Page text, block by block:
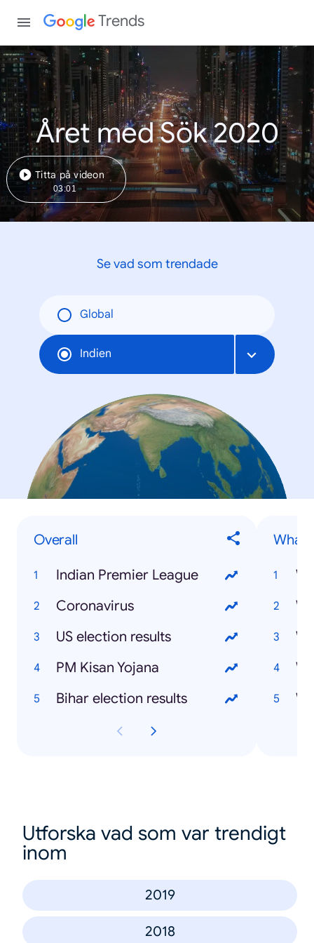
Trends
Året med Sök 2020
Titta på videon
03:01
Se vad som trendade
Global
Indien
Overall
Indian Premier League
Coronavirus
US election results
PM Kisan Yojana
Bihar election results
What
Utforska vad som var trendigt
inom
2019
2018